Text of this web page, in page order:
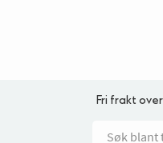
Fri frakt